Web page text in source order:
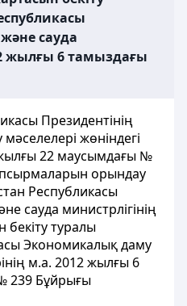
сауда
жылғы 6 тамыздағы
Президентінің
мәселелері жөніндегі
22 маусымдағы №
орындау
Республикасы
сауда министрлігінің
туралы
Экономикалық даму
м.а. 2012 жылғы 6
239 Бұйрығы